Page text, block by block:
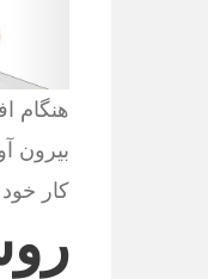
هنگام
بیرون
کار